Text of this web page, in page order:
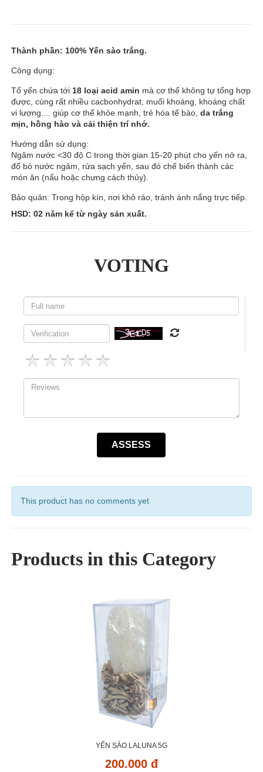
Thành phần: 100% Yến sào trắng.
Công dụng:
Tổ yến chứa tới 18 loại acid amin mà cơ thể không tự tổng hợp
được, cùng rất nhiều cacbonhydrat, muối khoáng, khoáng chất
vi lượng.... giúp cơ thể khỏe mạnh, trẻ hóa tế bào, da trắng
mịn, hồng hào và cải thiện trí nhớ.
Hướng dẫn sử dụng:
Ngâm nước <30 độ C trong thời gian 15-20 phút cho yến nở ra,
đổ bỏ nước ngâm, rửa sạch yến, sau đó chế biến thành các
món ăn (nấu hoặc chưng cách thủy).
Bảo quản: Trong hộp kín, nơi khô ráo, tránh ánh nắng trực tiếp.
HSD: 02 năm kể từ ngày sản xuất.
VOTING
This product has no comments yet
Products in this Category
YẾN SÀO LALUNA 5G
200.000 đ